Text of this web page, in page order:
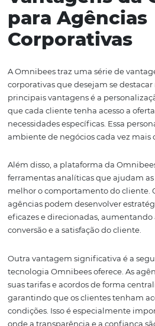
demandas. Isso é possível
que permite a configuração de
diferentes contas corporativas,
cliente e aumentando a
Além disso, as tarifas
significativa para as agências
demanda, quando os preços
pré-estabelecidos, é possível
lucro da agência, mas também
Vantagens
para
A Omnibees traz uma série de
corporativas que desejam se
principais vantagens é a